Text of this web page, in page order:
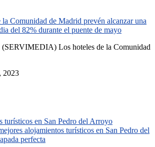
la Comunidad de Madrid prevén alcanzar una
del 82% durante el puente de mayo
Los hoteles de la Comunidad
2023
alojamientos turísticos en San Pedro del
perfecta